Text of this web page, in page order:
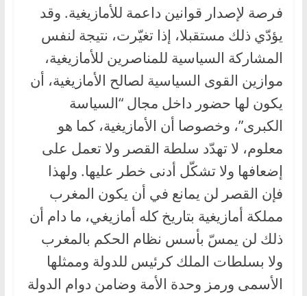
فرصة لإصدار قوانين داعمة للأمازيغية. وقد
يؤدّي ذلك مستقبلا، إذا تغيّرت، نتيجة لنفس
المشاركة السياسية للمناصرين للأمازيغية،
موازين القوى السياسية لصالح الأمازيغية، أن
يكون لها حضور داخل مجال “السياسة
الكبرى”، وخصوصا أن الأمازيغية، كما هو
معلوم، لا تهدّد سلطة القصر ولا تعمل على
إضعافها ولا تشكّل أدنى خطر عليها. ولهذا
فإن القصر لن يمانع في أن يكون المغرب
مملكة أمازيغية بتاريخ كله أمازيغي، ما دام أن
ذلك لن يمسّ بأسس نظام الحكم بالمغرب
ولا بسلطات الملك كرئيس للدولة وممثلها
الأسمى ورمز وحدة الأمة وضامن دوام الدولة